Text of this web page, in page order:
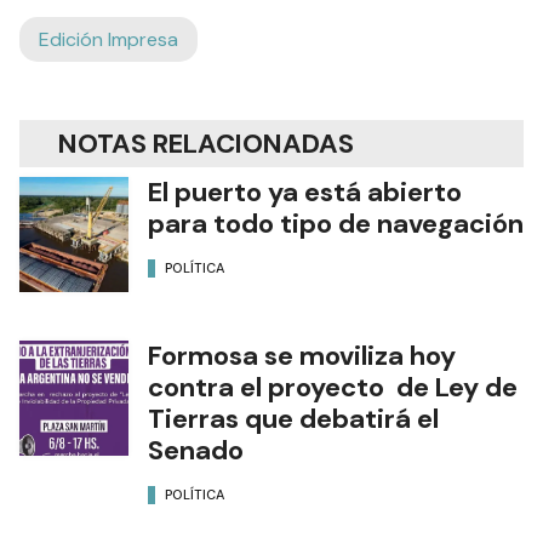
Edición Impresa
NOTAS RELACIONADAS
El puerto ya está abierto
para todo tipo de navegación
POLÍTICA
Formosa se moviliza hoy
contra el proyecto de Ley de
Tierras que debatirá el
Senado
POLÍTICA